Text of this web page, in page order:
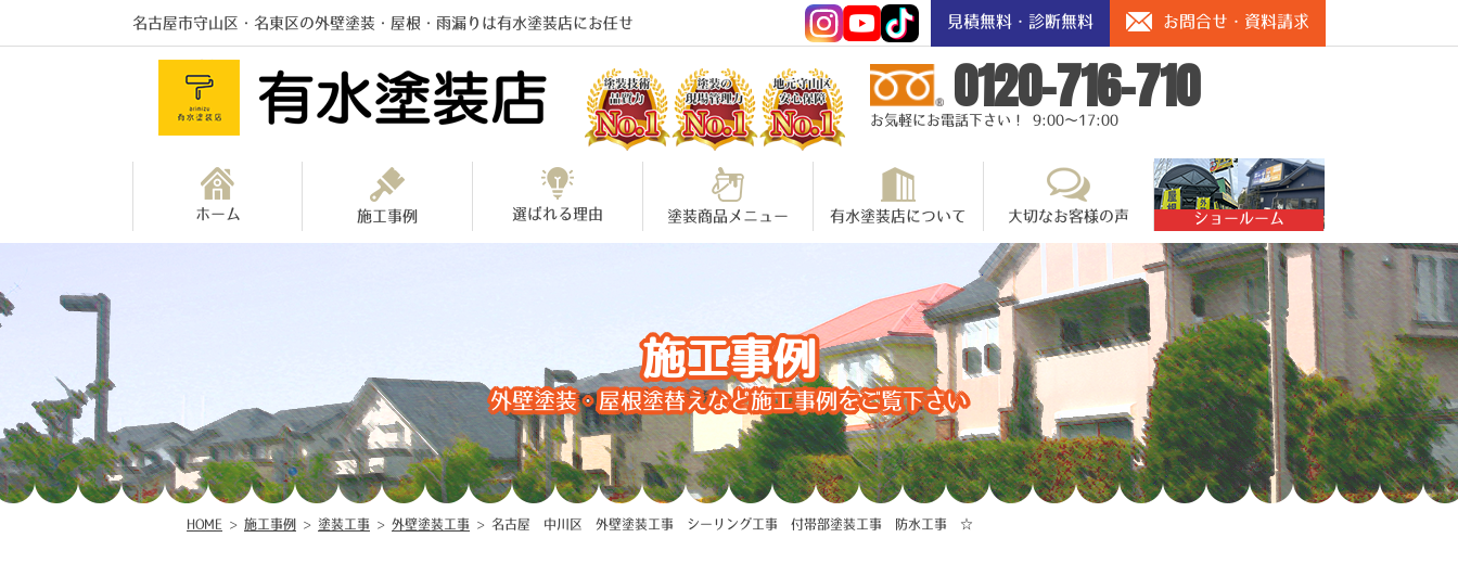
名古屋市守山区・名東区の外壁塗装・屋根・雨漏りは有水塗装店にお任せ 見積無料・診断無料 お問合せ・資料請求
0120-716-710
お気軽にお電話下さい！ 9:00～17:00
ホーム 施工事例 選ばれる理由 塗装商品メニュー 有水塗装店について 大切なお客様の声 ショールーム
施工事例
外壁塗装・屋根塗替えなど施工事例をご覧下さい
HOME > 施工事例 > 塗装工事 > 外壁塗装工事 > 名古屋 中川区 外壁塗装工事 シーリング工事 付帯部塗装工事 防水工事 ☆